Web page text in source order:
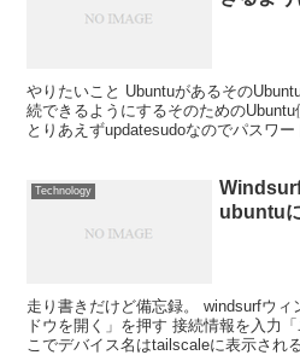
やりたいこと Ubuntuがあるその
続できるようにするそのための
とりあえずupdatesudoなのでパスワー
Technology
ubuntu
走り書きだけど備忘録。 windsurfウ
ドウを開く」を押す 接続情報を入力
こでデバイス名はtailscaleに表示され